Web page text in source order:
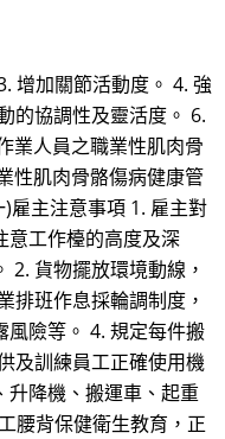
增加關節活動度。 4. 強
的協調性及靈活度。 6.
業人員之職業性肌肉骨
性肌肉骨骼傷病健康管
雇主注意事項 1. 雇主對
意工作檯的高度及深
2. 貨物擺放環境動線，
排班作息採輪調制度，
險等。 4. 規定每件搬
及訓練員工正確使用機
升降機、搬運車、起重
腰背保健衛生教育，正